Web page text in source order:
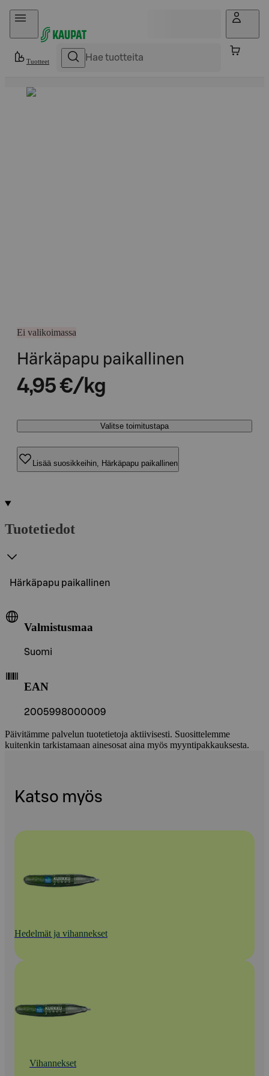
Hyppää sisältöön
Tuotteet
Ei valikoimassa
Härkäpapu paikallinen
4,95 €/kg
Valitse toimitustapa
Lisää suosikkeihin, Härkäpapu paikallinen
Tuotetiedot
Härkäpapu paikallinen
Valmistusmaa
Suomi
EAN
2005998000009
Päivitämme palvelun tuotetietoja aktiivisesti. Suosittelemme
kuitenkin tarkistamaan ainesosat aina myös myyntipakkauksesta.
Katso myös
Hedelmät ja vihannekset
Vihannekset